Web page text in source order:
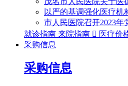
以严的基调强化医疗机
市人民医院召开2023
就诊指南 来院指南  医疗价
采购信息
采购信息